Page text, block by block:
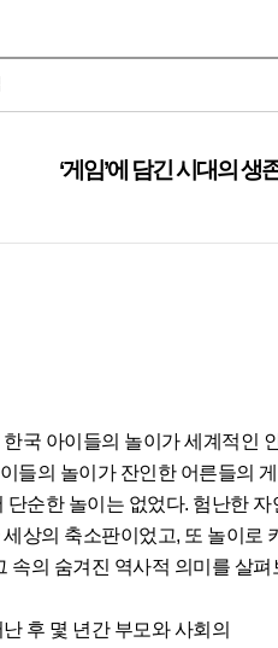
‘게임’에 담긴 시대의 생
한국 아이들의 놀이가 세계적인
들의 놀이가 잔인한 어른들의
순한 놀이는 없었다. 험난한
상의 축소판이었고, 또 놀이로
속의 숨겨진 역사적 의미를 살펴
후 몇 년간 부모와 사회의